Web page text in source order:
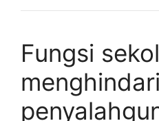
Fungsi
menghindari